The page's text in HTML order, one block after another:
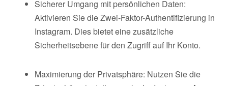
Sicherer Umgang mit persönlichen Daten:
Aktivieren Sie die Zwei-Faktor-Authentifizierung in
Instagram. Dies bietet eine zusätzliche
Sicherheitsebene für den Zugriff auf Ihr Konto.
Maximierung der Privatsphäre: Nutzen Sie die